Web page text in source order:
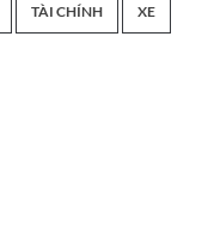
TÀI CHÍNH XE